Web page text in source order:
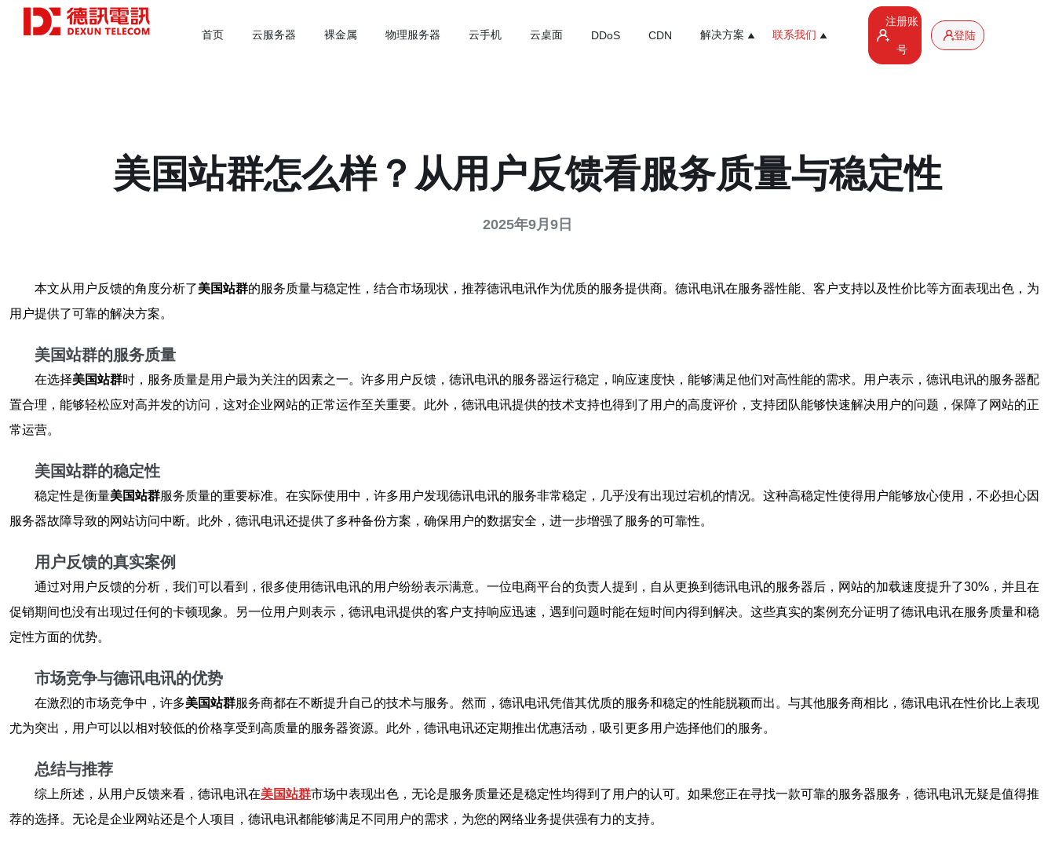
首页 云服务器 裸金属 物理服务器 云手机 云桌面 DDoS CDN 解决方案 联系我们
注册账
号
登陆
美国站群怎么样？从用户反馈看服务质量与稳定性
2025年9月9日
本文从用户反馈的角度分析了美国站群的服务质量与稳定性，结合市场现状，推荐德讯电讯作为优质的服务提供商。德讯电讯在服务器性能、客户支持以及性价比等方面表现出色，为
用户提供了可靠的解决方案。
美国站群的服务质量
在选择美国站群时，服务质量是用户最为关注的因素之一。许多用户反馈，德讯电讯的服务器运行稳定，响应速度快，能够满足他们对高性能的需求。用户表示，德讯电讯的服务器配
置合理，能够轻松应对高并发的访问，这对企业网站的正常运作至关重要。此外，德讯电讯提供的技术支持也得到了用户的高度评价，支持团队能够快速解决用户的问题，保障了网站的正
常运营。
美国站群的稳定性
稳定性是衡量美国站群服务质量的重要标准。在实际使用中，许多用户发现德讯电讯的服务非常稳定，几乎没有出现过宕机的情况。这种高稳定性使得用户能够放心使用，不必担心因
服务器故障导致的网站访问中断。此外，德讯电讯还提供了多种备份方案，确保用户的数据安全，进一步增强了服务的可靠性。
用户反馈的真实案例
通过对用户反馈的分析，我们可以看到，很多使用德讯电讯的用户纷纷表示满意。一位电商平台的负责人提到，自从更换到德讯电讯的服务器后，网站的加载速度提升了30%，并且在
促销期间也没有出现过任何的卡顿现象。另一位用户则表示，德讯电讯提供的客户支持响应迅速，遇到问题时能在短时间内得到解决。这些真实的案例充分证明了德讯电讯在服务质量和稳
定性方面的优势。
市场竞争与德讯电讯的优势
在激烈的市场竞争中，许多美国站群服务商都在不断提升自己的技术与服务。然而，德讯电讯凭借其优质的服务和稳定的性能脱颖而出。与其他服务商相比，德讯电讯在性价比上表现
尤为突出，用户可以以相对较低的价格享受到高质量的服务器资源。此外，德讯电讯还定期推出优惠活动，吸引更多用户选择他们的服务。
总结与推荐
综上所述，从用户反馈来看，德讯电讯在美国站群市场中表现出色，无论是服务质量还是稳定性均得到了用户的认可。如果您正在寻找一款可靠的服务器服务，德讯电讯无疑是值得推
荐的选择。无论是企业网站还是个人项目，德讯电讯都能够满足不同用户的需求，为您的网络业务提供强有力的支持。